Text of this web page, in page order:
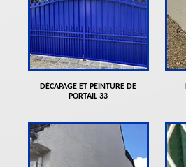
DÉCAPAGE ET PEINTURE DE
PORTAIL 33